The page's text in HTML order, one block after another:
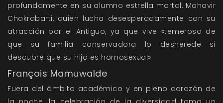
profundamente en su alumno estrella mortal, Mahavir
Chakrabarti, quien lucha desesperadamente con su
atracción por el Antiguo, ya que vive «temeroso de
que su familia conservadora lo desherede si
descubre que su hijo es homosexual»
François Mamuwalde
Fuera del ámbito académico y en pleno corazón de